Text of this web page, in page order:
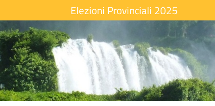
Elezioni Provinciali 2025